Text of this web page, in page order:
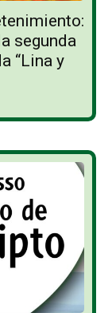
segunda
“Lina y